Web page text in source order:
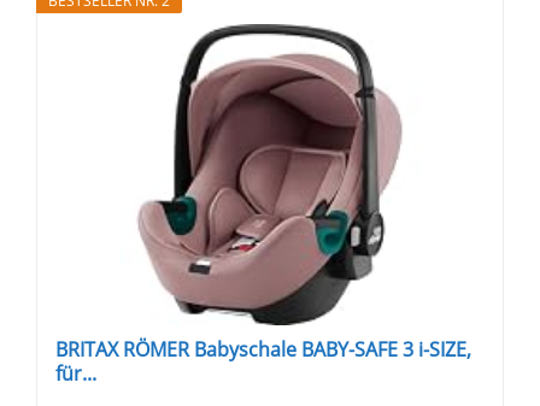
BRITAX RÖMER Babyschale BABY-SAFE 3 i-SIZE,
für...